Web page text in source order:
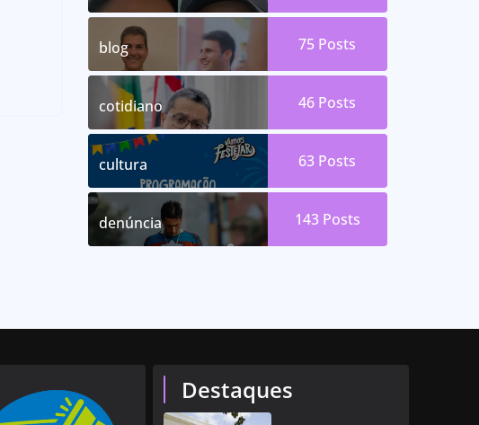
blog 75 Posts
cotidiano 46 Posts
cultura 63 Posts
denúncia 143 Posts
Destaques